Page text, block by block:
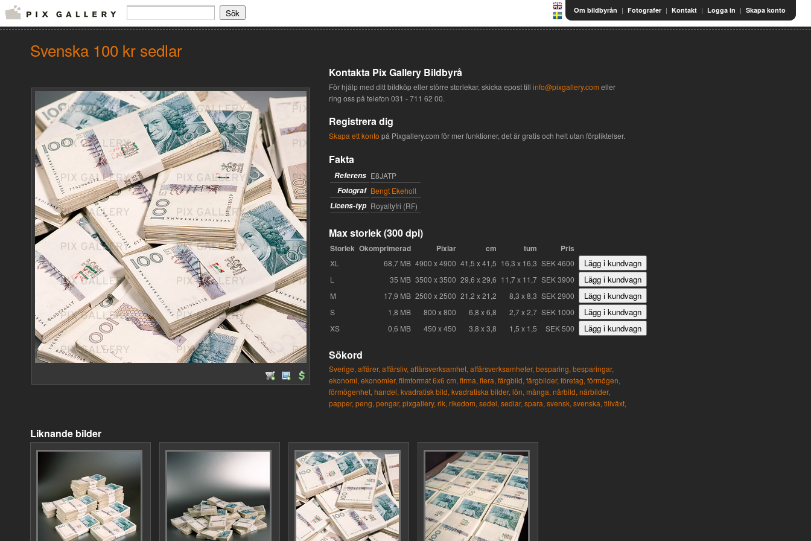
Om bildbyrån | Fotografer | Kontakt | Logga in | Skapa konto
Svenska 100 kr sedlar
Kontakta Pix Gallery Bildbyrå
För hjälp med ditt bildköp eller större storlekar, skicka epost till info@pixgallery.com eller
ring oss på telefon 031 - 711 62 00.
Registrera dig
Skapa ett konto på Pixgallery.com för mer funktioner, det är gratis och helt utan förpliktelser.
Fakta
Referens E8JATP
Fotograf Bengt Ekeholt
Licens-typ Royaltyfri (RF)
Max storlek (300 dpi)
Storlek Okomprimerad Pixlar cm tum Pris
XL 68,7 MB 4900 x 4900 41,5 x 41,5 16,3 x 16,3 SEK 4600
L
35 MB 3500 x 3500 29,6 x 29,6 11,7 x 11,7 SEK 3900
M
17,9 MB 2500 x 2500 21,2 x 21,2 8,3 x 8,3 SEK 2900
S
1,8 MB 800 x 800 6,8 x 6,8 2,7 x 2,7 SEK 1000
XS
0,6 MB 450 x 450 3,8 x 3,8 1,5 x 1,5 SEK 500
Sökord
Sverige, affärer, affärsliv, affärsverksamhet, affärsverksamheter, besparing, besparingar,
ekonomi, ekonomier, filmformat 6x6 cm, firma, flera, färgbild, färgbilder, företag, förmögen,
förmögenhet, handel, kvadratisk bild, kvadratiska bilder, lön, många, närbild, närbilder,
papper, peng, pengar, pixgallery, rik, rikedom, sedel, sedlar, spara, svensk, svenska, tillväxt,
Liknande bilder